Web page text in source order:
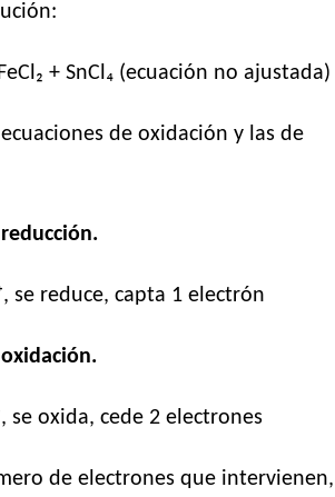
+ SnCl₄ (ecuación no ajustada)
de oxidación y las de
se reduce, capta 1 electrón
se oxida, cede 2 electrones
de electrones que intervienen,